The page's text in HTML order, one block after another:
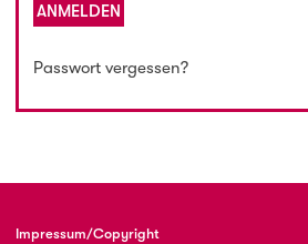
ANMELDEN
Passwort vergessen?
Impressum/Copyright